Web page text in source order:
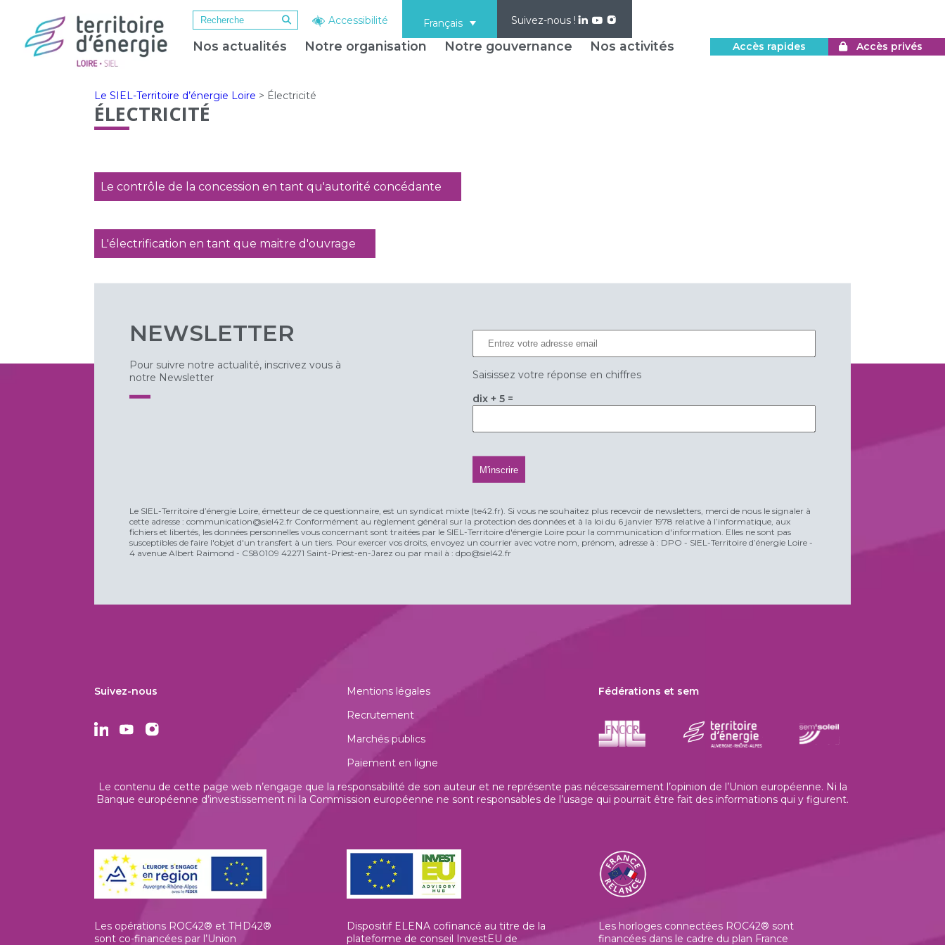
Accessibilité Français Suivez-nous !
Nos actualités Notre organisation Notre gouvernance Nos activités Accès rapides Accès privés
Le SIEL-Territoire d’énergie Loire > Électricité
ÉLECTRICITÉ
Le contrôle de la concession en tant qu'autorité concédante
L'électrification en tant que maitre d'ouvrage
NEWSLETTER
Pour suivre notre actualité, inscrivez vous à
notre Newsletter
Saisissez votre réponse en chiffres
dix + 5 =
Le SIEL-Territoire d’énergie Loire, émetteur de ce questionnaire, est un syndicat mixte (te42.fr). Si vous ne souhaitez plus recevoir de newsletters, merci de nous le signaler à
cette adresse : communication@siel42.fr Conformément au règlement général sur la protection des données et à la loi du 6 janvier 1978 relative à l’informatique, aux
fichiers et libertés, les données personnelles vous concernant sont traitées par le SIEL-Territoire d'énergie Loire pour la communication d'information. Elles ne sont pas
susceptibles de faire l'objet d'un transfert à un tiers. Pour exercer vos droits, envoyez un courrier avec votre nom, prénom, adresse à : DPO - SIEL-Territoire d’énergie Loire -
4 avenue Albert Raimond - CS80109 42271 Saint-Priest-en-Jarez ou par mail à : dpo@siel42.fr
Suivez-nous
Mentions légales
Recrutement
Marchés publics
Paiement en ligne
Fédérations et sem
Le contenu de cette page web n’engage que la responsabilité de son auteur et ne représente pas nécessairement l’opinion de l’Union européenne. Ni la
Banque européenne d’investissement ni la Commission européenne ne sont responsables de l’usage qui pourrait être fait des informations qui y figurent.
Les opérations ROC42® et THD42®
sont co-financées par l’Union
Dispositif ELENA cofinancé au titre de la
plateforme de conseil InvestEU de
Les horloges connectées ROC42® sont
financées dans le cadre du plan France